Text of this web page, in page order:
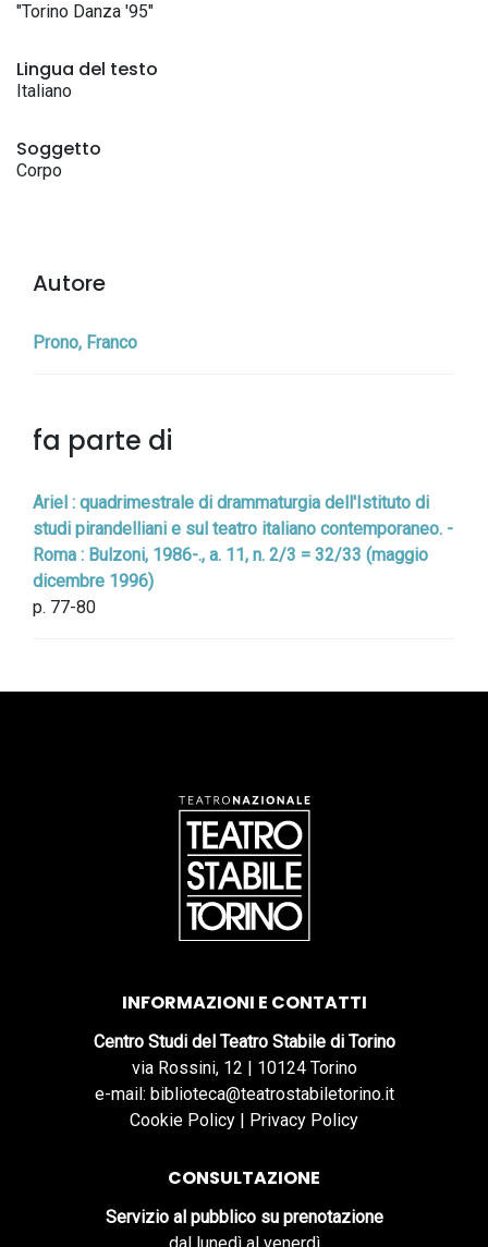
"Torino Danza '95"
Lingua del testo
Italiano
Soggetto
Corpo
Autore
Prono, Franco
fa parte di
Ariel : quadrimestrale di drammaturgia dell'Istituto di
studi pirandelliani e sul teatro italiano contemporaneo. -
Roma : Bulzoni, 1986-., a. 11, n. 2/3 = 32/33 (maggio
dicembre 1996)
p. 77-80
INFORMAZIONI E CONTATTI
Centro Studi del Teatro Stabile di Torino
via Rossini, 12 | 10124 Torino
e-mail: biblioteca@teatrostabiletorino.it
Cookie Policy | Privacy Policy
CONSULTAZIONE
Servizio al pubblico su prenotazione